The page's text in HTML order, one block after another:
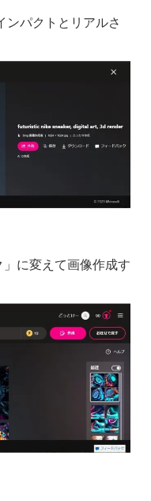
ンパクトとリアルさ
」に変えて画像作成す